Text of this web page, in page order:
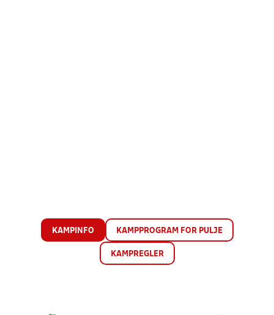
KAMPINFO KAMPPROGRAM FOR PULJE
KAMPREGLER